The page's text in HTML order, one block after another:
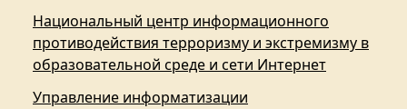
Национальный центр информационного
противодействия терроризму и экстремизму в
образовательной среде и сети Интернет
Управление информатизации